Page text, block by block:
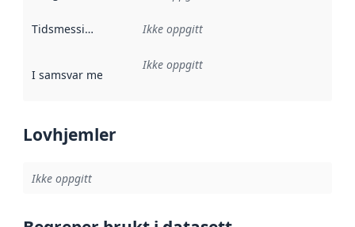
Tidsmessig avgrensning :
Ikke oppgitt
I samsvar med Referanse til en implementasjonsregel
Ikke oppgitt
Lovhjemler
Ikke oppgitt